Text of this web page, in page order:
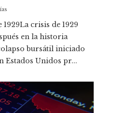
crisis de 1929
en la historia
bursátil iniciado
Estados Unidos pr...